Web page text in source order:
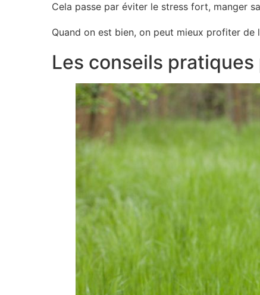
Cela passe par éviter le stress fort, manger
Quand on est bien, on peut mieux profiter de
Les conseils